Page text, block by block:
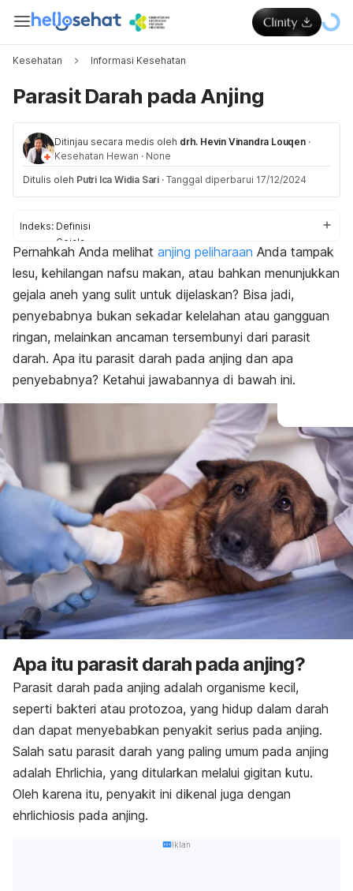
Kesehatan Informasi Kesehatan
Parasit Darah pada Anjing
Ditinjau secara medis oleh drh. Hevin Vinandra Louqen ·
Kesehatan Hewan · None
Ditulis oleh Putri Ica Widia Sari · Tanggal diperbarui 17/12/2024
Indeks: Definisi
Gejala
Penyebab
Diagnosis
Pengobatan
Pernahkah Anda melihat anjing peliharaan Anda tampak
lesu, kehilangan nafsu makan, atau bahkan menunjukkan
gejala aneh yang sulit untuk dijelaskan? Bisa jadi,
penyebabnya bukan sekadar kelelahan atau gangguan
ringan, melainkan ancaman tersembunyi dari parasit
darah. Apa itu parasit darah pada anjing dan apa
penyebabnya? Ketahui jawabannya di bawah ini.
Apa itu parasit darah pada anjing?
Parasit darah pada anjing adalah organisme kecil,
seperti bakteri atau protozoa, yang hidup dalam darah
dan dapat menyebabkan penyakit serius pada anjing.
Salah satu parasit darah yang paling umum pada anjing
adalah Ehrlichia, yang ditularkan melalui gigitan kutu.
Oleh karena itu, penyakit ini dikenal juga dengan
ehrlichiosis pada anjing.
Iklan